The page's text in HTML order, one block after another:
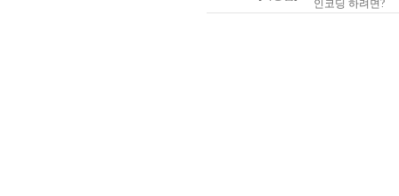
인코딩 하려면?